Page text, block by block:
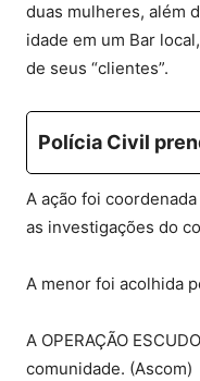
duas mulheres, além
idade em um Bar
de seus “clientes”.
Polícia Civil
A ação foi
as investigações do
A menor foi acolhida
A OPERAÇÃO
comunidade. (Ascom)